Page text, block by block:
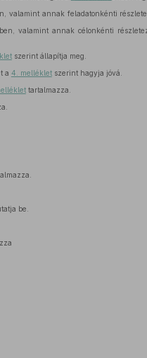
valamint annak feladatonkénti
valamint annak célonkénti
szerint állapítja meg.
a 4. mellékletszerint hagyja jóvá.
tartalmazza.
be.